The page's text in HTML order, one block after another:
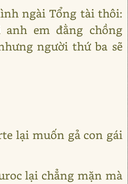
ngài Tổng tài thôi:
em đằng chồng
người thứ ba sẽ
lại muốn gả con gái
lại chẳng mặn mà